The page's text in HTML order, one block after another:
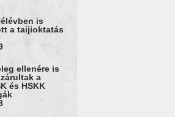
is
a taijioktatás
ellenére is
a
és HSKK